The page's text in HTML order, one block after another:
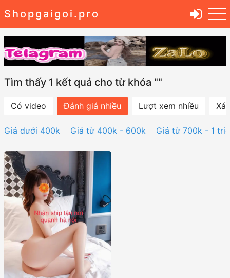
Shopgaigoi.pro
Tìm thấy 1 kết quả cho từ khóa ""
Có video Đánh giá nhiều Lượt xem nhiều
Giá dưới 400k Giá từ 400k - 600k Giá từ 700k - 1